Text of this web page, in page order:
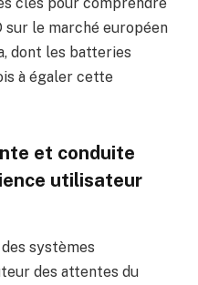
sur le marché européen
dont les batteries
à égaler cette
et conduite
utilisateur
systèmes
des attentes du